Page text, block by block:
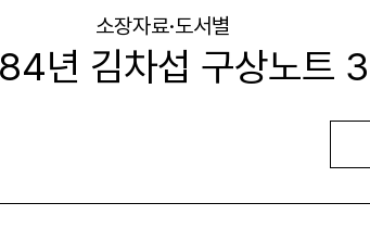
소장자료·도서별
년 김차섭 구상노트 3